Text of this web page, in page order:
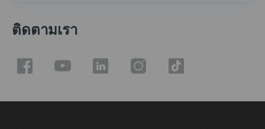
ติดตามเรา